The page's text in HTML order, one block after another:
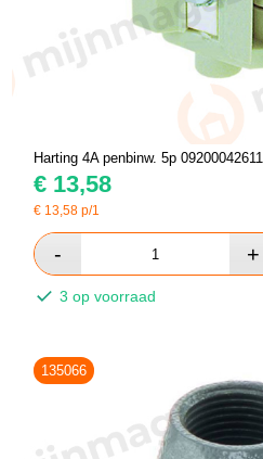
Harting 4A penbinw. 5p 09200042611
€ 13,58
€ 13,58 p/1
3 op voorraad
135066